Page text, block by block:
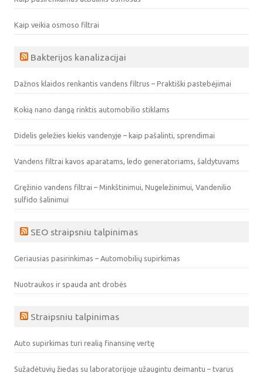
Kaip veikia osmoso filtrai
Bakterijos kanalizacijai
Dažnos klaidos renkantis vandens filtrus – Praktiški pastebėjimai
Kokią nano dangą rinktis automobilio stiklams
Didelis geležies kiekis vandenyje – kaip pašalinti, sprendimai
Vandens filtrai kavos aparatams, ledo generatoriams, šaldytuvams
Gręžinio vandens filtrai – Minkštinimui, Nugeležinimui, Vandenilio
sulfido šalinimui
SEO straipsniu talpinimas
Geriausias pasirinkimas – Automobilių supirkimas
Nuotraukos ir spauda ant drobės
Straipsniu talpinimas
Auto supirkimas turi realią finansinę vertę
Sužadėtuvių žiedas su laboratorijoje užaugintu deimantu – tvarus